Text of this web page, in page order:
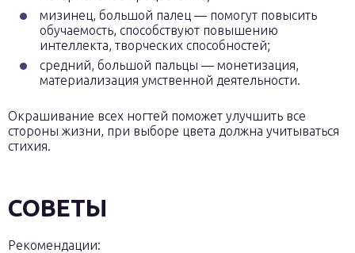
мизинец, большой палец — помогут повысить
обучаемость, способствуют повышению
интеллекта, творческих способностей;
средний, большой пальцы — монетизация,
материализация умственной деятельности.
Окрашивание всех ногтей поможет улучшить все
стороны жизни, при выборе цвета должна учитываться
стихия.
СОВЕТЫ
Рекомендации: